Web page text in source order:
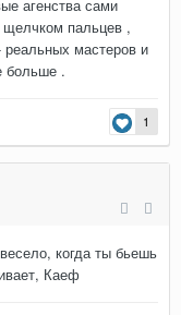
агенства сами
щелчком пальцев ,
реальных мастеров и
больше .
1
когда ты бьешь
Каеф